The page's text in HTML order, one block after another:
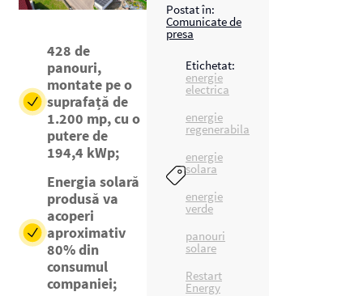
428 de
panouri,
montate pe o
suprafață de
1.200 mp, cu o
putere de
194,4 kWp;
Energia solară
produsă va
acoperi
aproximativ
80% din
consumul
companiei;
Postat în:
Comunicate de
presa
Etichetat:
energie
electrica
energie
regenerabila
energie
solara
energie
verde
panouri
solare
Restart
Energy